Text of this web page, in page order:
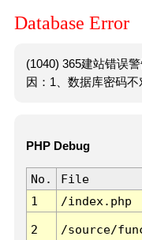
Database Error
(1040) 365建站错误
因：1、数据库密码不
PHP Debug
No. File
1
/index.php
2 /source/